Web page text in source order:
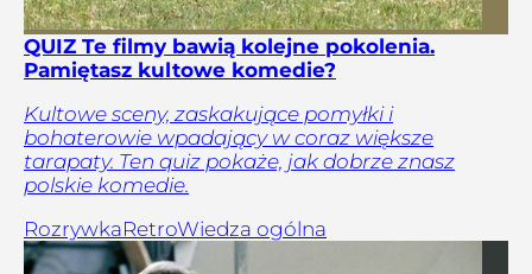
QUIZ Te filmy bawią kolejne pokolenia.
Pamiętasz kultowe komedie?
Kultowe sceny, zaskakujące pomyłki i
bohaterowie wpadający w coraz większe
tarapaty. Ten quiz pokaże, jak dobrze znasz
polskie komedie.
RozrywkaRetroWiedza ogólna